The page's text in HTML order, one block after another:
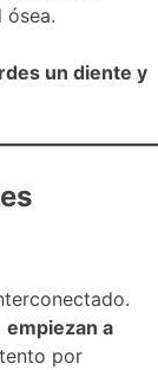
ósea.
un diente y
empiezan a
por